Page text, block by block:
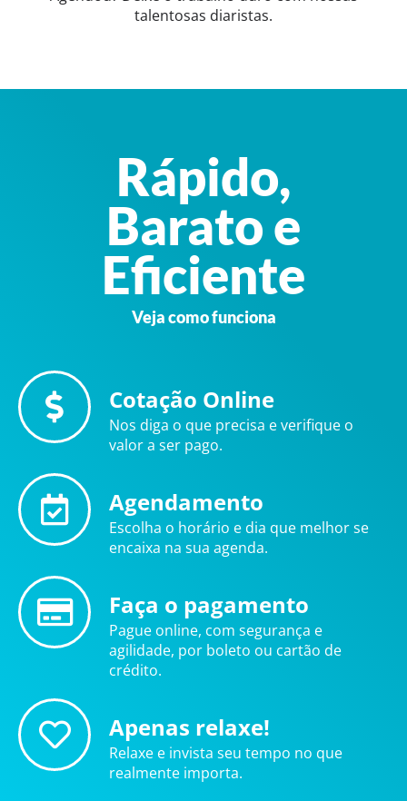
talentosas diaristas.
Rápido,
Barato e
Eficiente
Veja como funciona
Cotação Online
Nos diga o que precisa e verifique o
valor a ser pago.
Agendamento
Escolha o horário e dia que melhor se
encaixa na sua agenda.
Faça o pagamento
Pague online, com segurança e
agilidade, por boleto ou cartão de
crédito.
Apenas relaxe!
Relaxe e invista seu tempo no que
realmente importa.